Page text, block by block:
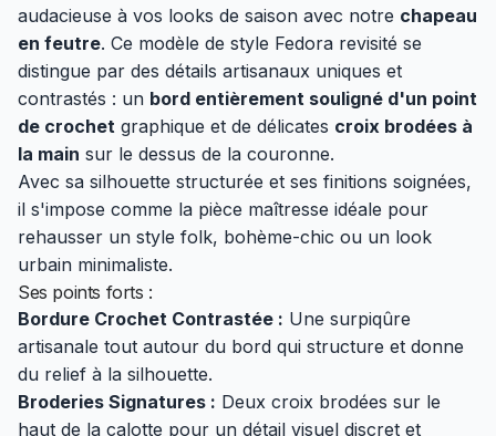
audacieuse à vos looks de saison avec notre chapeau
en feutre. Ce modèle de style Fedora revisité se
distingue par des détails artisanaux uniques et
contrastés : un bord entièrement souligné d'un point
de crochet graphique et de délicates croix brodées à
la main sur le dessus de la couronne.
Avec sa silhouette structurée et ses finitions soignées,
il s'impose comme la pièce maîtresse idéale pour
rehausser un style folk, bohème-chic ou un look
urbain minimaliste.
Ses points forts :
Bordure Crochet Contrastée : Une surpiqûre
artisanale tout autour du bord qui structure et donne
du relief à la silhouette.
Broderies Signatures : Deux croix brodées sur le
haut de la calotte pour un détail visuel discret et